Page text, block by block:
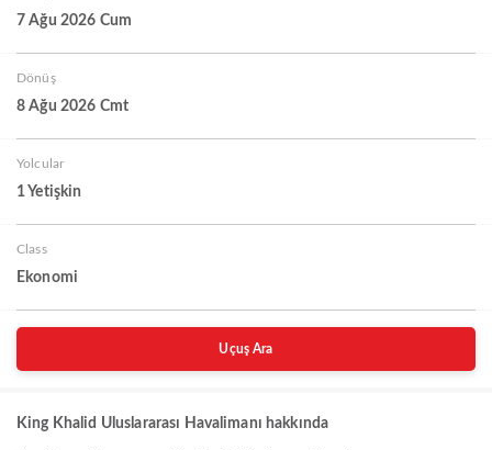
7 Ağu 2026 Cum
Dönüş
8 Ağu 2026 Cmt
Yolcular
1 Yetişkin
Class
Ekonomi
Uçuş Ara
King Khalid Uluslararası Havalimanı hakkında